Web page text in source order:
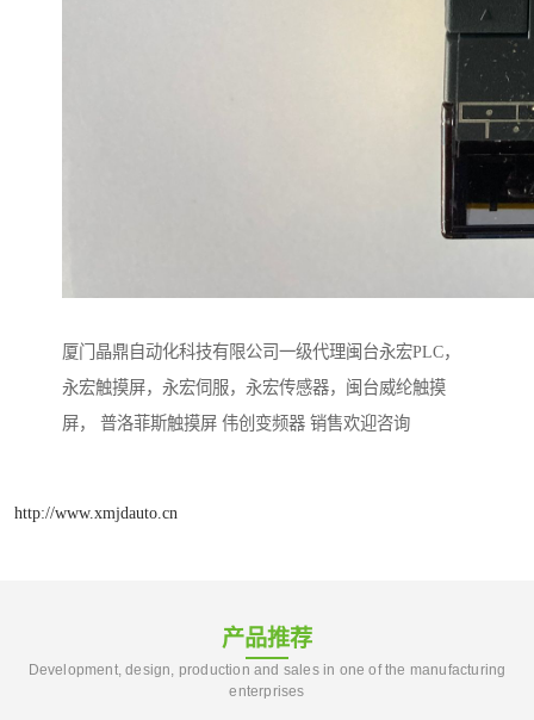
厦门晶鼎自动化科技有限公司一级代理闽台永宏PLC，
永宏触摸屏，永宏伺服，永宏传感器，闽台威纶触摸
屏， 普洛菲斯触摸屏 伟创变频器 销售欢迎咨询
http://www.xmjdauto.cn
产品推荐
Development, design, production and sales in one of the manufacturing
enterprises